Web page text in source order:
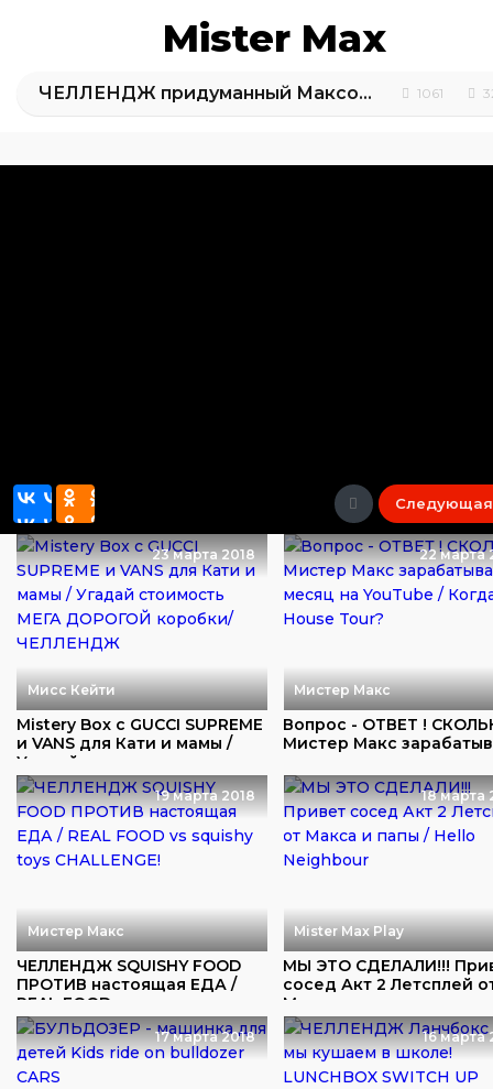
Mister Max
ЧЕЛЛЕНДЖ придуманный Максом - Мальчики VS девочек: НАЙДИ ПАРУ / ШПИОНСКИЕ вещи / Challenge 2018 1061
Следующая
23 марта 2018
Мисс Кейти
Mistery Box с GUCCI SUPREME
и VANS для Кати и мамы /
Угадай ...
22 марта
Мистер Макс
Вопрос - ОТВЕТ !
Мистер Макс
19 марта 2018
Мистер Макс
ЧЕЛЛЕНДЖ SQUISHY FOOD
ПРОТИВ настоящая ЕДА /
REAL FOOD vs sq...
18 марта
Mister Max Play
МЫ ЭТО СДЕЛАЛИ!!!
сосед Акт 2 Летсплей
Макса и пап...
17 марта 2018 16 марта